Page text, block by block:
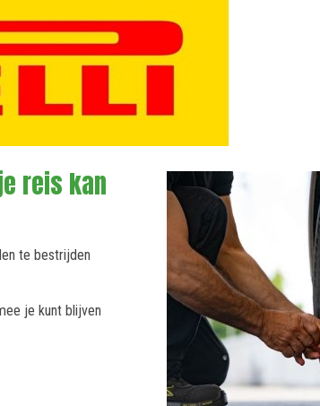
reis kan
te bestrijden
je kunt blijven